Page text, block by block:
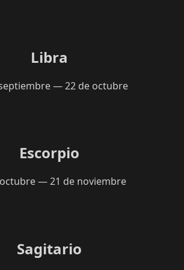
Libra
— 22 de octubre
Escorpio
— 21 de noviembre
Sagitario